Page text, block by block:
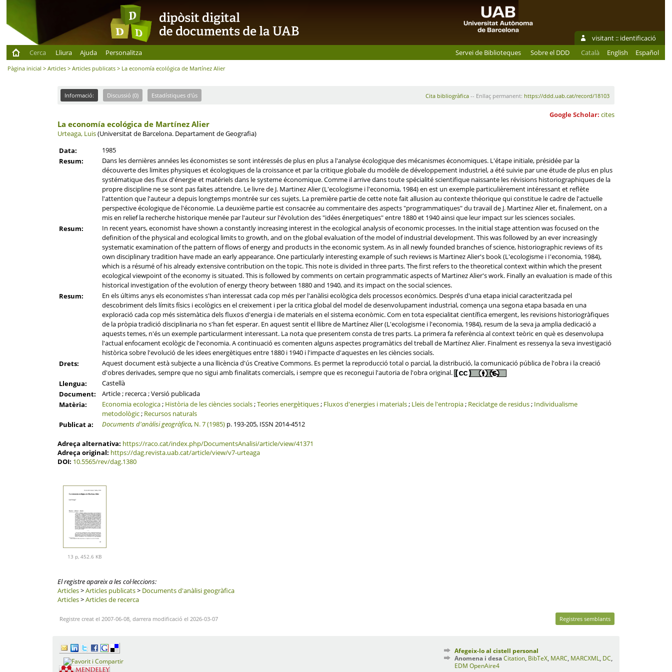
visitant :: identificació
Cerca
Lliura Ajuda Personalitza Servei de Biblioteques Sobre el DDD Català English Español
Pàgina inicial >Articles >Articles publicats > La economía ecológica de Martínez Alier
Informació: Discussió (0) Estadístiques d'ús Cita bibliogràfica-- Enllaç permanent: https://ddd.uab.cat/record/18103
Google Scholar: cites
La economía ecológica de Martínez Alier
Urteaga, Luis(Universitat de Barcelona. Departament de Geografia)
Data:
1985
Resum:
Dans les dernières années les économistes se sont intéressés de plus en plus a l'analyse écologique des mécanismes économiques. L'étape initiale, présidée par la
découverte des limites physiques et écologiques de la croissance et par la critique globale du modèle de développement industriel, a été suivie par une étude de plus en plus
systématique des flux d'énergie et matériels dans le systeme économique. Comme il arrive dans toute spécialité scientifique naissante les révisions historiographiques de la
propre discipline ne se sont pas faites attendre. Le livre de J. Martinez Alier (L'ecologisme i l'economia, 1984) en est un exemple particulièrement intéressant et reflète
l'attention que l'auteur a depuis longtemps montrée sur ces sujets. La première partie de cette note fait allusion au contexte théorique qui constitue le cadre de l'actuelle
perspective écologique de l'économie. La deuxième partie est consacrée au commentaire des aspects "programmatiques" du travail de J. Martinez Alier et, finalement, on a
mis en relief la recherche historique menée par l'auteur sur l'évolution des "idées énergetiques" entre 1880 et 1940 ainsi que leur impact sur les sciences sociales.
Resum:
In recent years, economist have shown a constantly increasing interest in the ecological analysis of economic processes. In the initial stage attention was focused on the
definition of the physical and ecological limits to growth, and on the global evaluation of the model of industrial development. This was followed by an ever increasingly
systematic examination of the pattern of flows of energy and products in the economic system. As in all newly founded branches of science, historiographic reviews of its
own disciplinary tradition have made an early appearance. One particularly interesting example of such reviews is Martinez Alier's book (L'ecologisme i I'economia, 1984),
which is a résumé of his already extensive contribution on the topic. This note is divided in three parts. The first refers to the theoretical context within which the present
ecological viewpoint of the economy is situated. This is followed by comments on certain programmatic aspects of Martinez Alier's work. Finally an evaluation is made of this
historical investigation of the evolution of energy theory between 1880 and 1940, and its impact on the social sciences.
Resum:
En els últims anys els economistes s'han interessat cada cop més per l'anàlisi ecològica dels processos econòmics. Després d'una etapa inicial caracteritzada pel
descobriment dels límits físics i ecològics en el creixement i per la critica global del model de desenvolupament industrial, comença una segona etapa basada en una
exploració cada cop més sistemàtica dels fluxos d'energia i de materials en el sistema econòmic. Com en tota especialitat científica emergent, les revisions historiogràfiques
de la pròpia tradició disciplinaria no s'han fet esperar. En aquest sentit el llibre de Martínez Alier (L'ecologisme i l'economia, 1984), resum de la seva ja amplia dedicació a
aquests temes, n'és un exemple particularment interessant. La nota que presentem consta de tres parts. La primera fa referència al context teòric en què es desenvolupa
l'actual enfocament ecològic de l'economia. A continuació es comenten alguns aspectes programàtics del treball de Martínez Alier. Finalment es ressenya la seva investigació
històrica sobre l'evolució de les idees energètiques entre 1880 i 1940 i l'impacte d'aquestes en les ciències socials.
Drets:
Aquest document està subjecte a una llicència d'ús Creative Commons. Es permet la reproducció total o parcial, la distribució, la comunicació pública de l'obra i la creació
d'obres derivades, sempre que no sigui amb finalitats comercials, i sempre que es reconegui l'autoria de l'obra original.
Llengua:
Castellà
Document:
Article ; recerca ; Versió publicada
Matèria:
Economia ecologica; Història de les ciències socials;Teories energètiques; Fluxos d'energies i materials; Lleis de l'entropia; Reciclatge de residus; Individualisme
metodològic; Recursos naturals
Publicat a:
Documents d'anàlisi geogràfica, N. 7 (1985)p. 193-205, ISSN 2014-4512
Adreça alternativa: https://raco.cat/index.php/DocumentsAnalisi/article/view/41371
Adreça original: https://dag.revista.uab.cat/article/view/v7-urteaga
DOI: 10.5565/rev/dag.1380
13 p, 452.6 KB
El registre apareix a les col·leccions:
Articles>Articles publicats> Documents d'anàlisi geogràfica
Articles>Articles de recerca
Registre creat el 2007-06-08, darrera modificació el 2026-03-07 Registres semblants
Afegeix-lo al cistell personal
Anomena i desaCitation BibTeX MARC MARCXML DC
EDM OpenAire4